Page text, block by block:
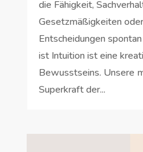
die Fähigkeit,
Gesetzmäßigkeiten
Entscheidungen
ist Intuition ist eine
Bewusstseins. Unsere
Superkraft der...